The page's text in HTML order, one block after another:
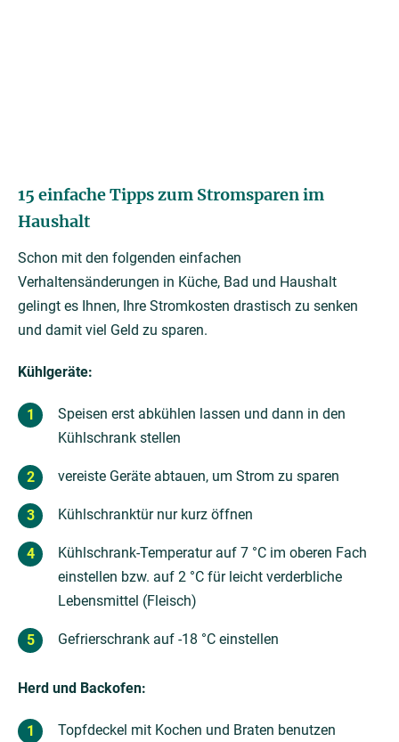
15 einfache Tipps zum Stromsparen im
Haushalt
Schon mit den folgenden einfachen
Verhaltensänderungen in Küche, Bad und Haushalt
gelingt es Ihnen, Ihre Stromkosten drastisch zu senken
und damit viel Geld zu sparen.
Kühlgeräte:
Speisen erst abkühlen lassen und dann in den
Kühlschrank stellen
vereiste Geräte abtauen, um Strom zu sparen
Kühlschranktür nur kurz öffnen
Kühlschrank-Temperatur auf 7 °C im oberen Fach
einstellen bzw. auf 2 °C für leicht verderbliche
Lebensmittel (Fleisch)
Gefrierschrank auf -18 °C einstellen
Herd und Backofen:
Topfdeckel mit Kochen und Braten benutzen